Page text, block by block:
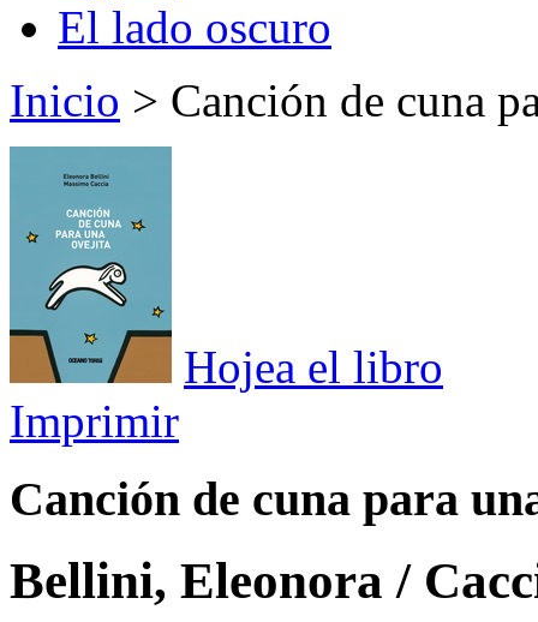
El lado oscuro
Inicio > Canción de cuna
Hojea el libro
Imprimir
Canción de cuna para
Bellini, Eleonora /